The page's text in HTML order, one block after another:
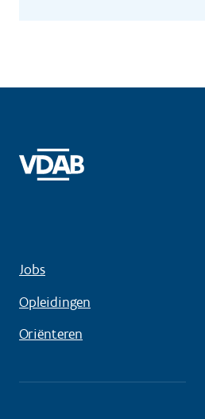
Jobs
Opleidingen
Oriënteren